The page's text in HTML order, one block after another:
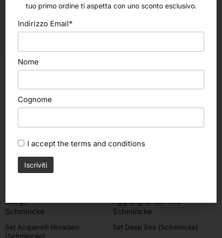
Scegli
Schmincke
Set Acquerelli Horadam
(Schmincke)
Aggiungi al carrello
Schmincke
Set Deep Sea (Schmincke)
tuo primo ordine ti aspetta con uno sconto esclusivo.
Indirizzo Email*
Nome
Cognome
I accept the terms and conditions